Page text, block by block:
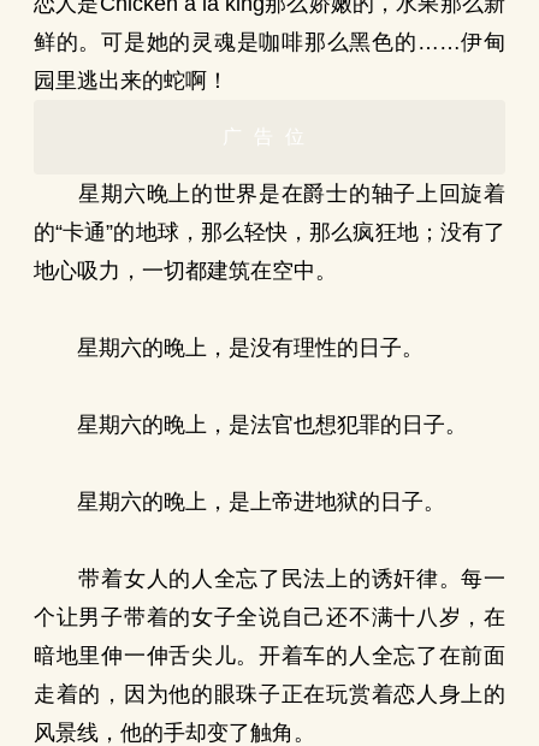
鲜的。可是她的灵魂是咖啡那么黑色的……伊甸
园里逃出来的蛇啊！
广告位
星期六晚上的世界是在爵士的轴子上回旋着
的“卡通”的地球，那么轻快，那么疯狂地；没有了
地心吸力，一切都建筑在空中。
星期六的晚上，是没有理性的日子。
星期六的晚上，是法官也想犯罪的日子。
星期六的晚上，是上帝进地狱的日子。
带着女人的人全忘了民法上的诱奸律。每一
个让男子带着的女子全说自己还不满十八岁，在
暗地里伸一伸舌尖儿。开着车的人全忘了在前面
走着的，因为他的眼珠子正在玩赏着恋人身上的
风景线，他的手却变了触角。